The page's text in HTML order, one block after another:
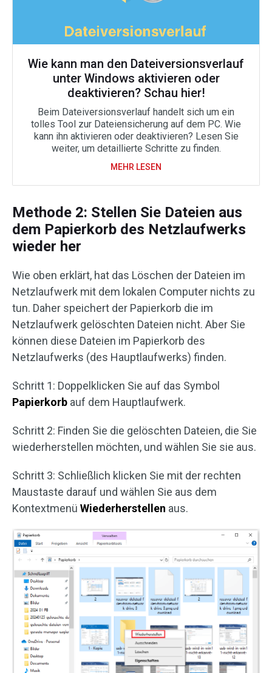
Wie kann man den Dateiversionsverlauf
unter Windows aktivieren oder
deaktivieren? Schau hier!
Beim Dateiversionsverlauf handelt sich um ein
tolles Tool zur Dateiensicherung auf dem PC. Wie
kann ihn aktivieren oder deaktivieren? Lesen Sie
weiter, um detaillierte Schritte zu finden.
MEHR LESEN
Methode 2: Stellen Sie Dateien aus
dem Papierkorb des Netzlaufwerks
wieder her
Wie oben erklärt, hat das Löschen der Dateien im
Netzlaufwerk mit dem lokalen Computer nichts zu
tun. Daher speichert der Papierkorb die im
Netzlaufwerk gelöschten Dateien nicht. Aber Sie
können diese Dateien im Papierkorb des
Netzlaufwerks (des Hauptlaufwerks) finden.
Schritt 1: Doppelklicken Sie auf das Symbol
Papierkorb auf dem Hauptlaufwerk.
Schritt 2: Finden Sie die gelöschten Dateien, die Sie
wiederherstellen möchten, und wählen Sie sie aus.
Schritt 3: Schließlich klicken Sie mit der rechten
Maustaste darauf und wählen Sie aus dem
Kontextmenü Wiederherstellen aus.